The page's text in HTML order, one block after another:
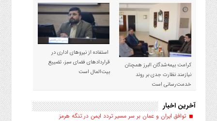
کرامت بیمه‌شدگان البرز همچنان
نیازمند نظارت جدی بر روند
خدمت‌رسانی است
استفاده از نیروهای اداری در
قراردادهای فضای سبز، تضییع
بیت‌المال است
آخرین اخبار
توافق ایران و عمان بر سر مسیر تردد ایمن در تنگه هرمز